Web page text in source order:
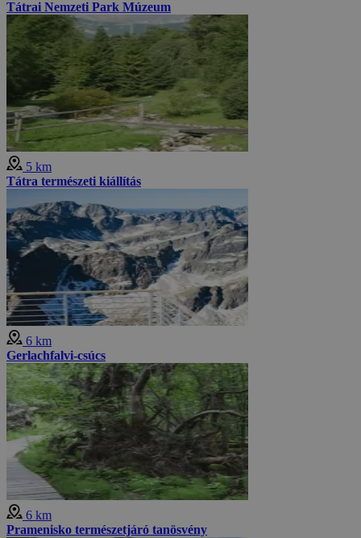
Tátrai Nemzeti Park Múzeum
5 km
Tátra természeti kiállítás
6 km
Gerlachfalvi-csúcs
6 km
Pramenisko természetjáró tanösvény